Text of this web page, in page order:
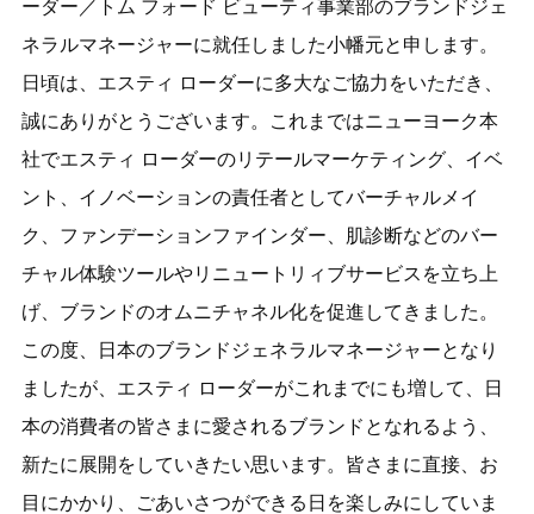
ーダー／トム フォード ビューティ事業部のブランドジェ
ネラルマネージャーに就任しました小幡元と申します。
日頃は、エスティ ローダーに多大なご協力をいただき、
誠にありがとうございます。これまではニューヨーク本
社でエスティ ローダーのリテールマーケティング、イベ
ント、イノベーションの責任者としてバーチャルメイ
ク、ファンデーションファインダー、肌診断などのバー
チャル体験ツールやリニュートリィブサービスを立ち上
げ、ブランドのオムニチャネル化を促進してきました。
この度、日本のブランドジェネラルマネージャーとなり
ましたが、エスティ ローダーがこれまでにも増して、日
本の消費者の皆さまに愛されるブランドとなれるよう、
新たに展開をしていきたい思います。皆さまに直接、お
目にかかり、ごあいさつができる日を楽しみにしていま